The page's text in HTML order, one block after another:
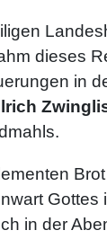
dieses
in
in der